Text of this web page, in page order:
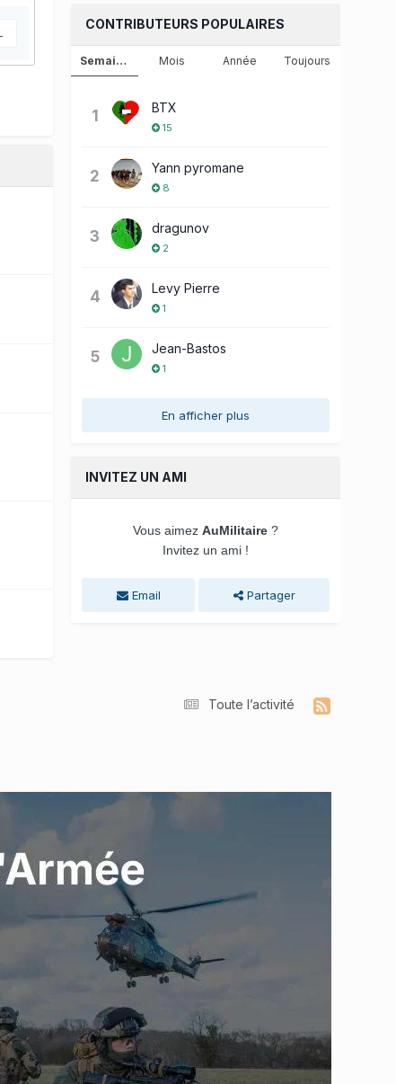
CONTRIBUTEURS POPULAIRES
Semaine Mois Année Toujours
1 BTX
15
2 Yann pyromane
8
3 dragunov
2
4 Levy Pierre
1
5 Jean-Bastos
1
En afficher plus
INVITEZ UN AMI
Vous aimez AuMilitaire ?
Invitez un ami !
Email Partager
Toute l’activité